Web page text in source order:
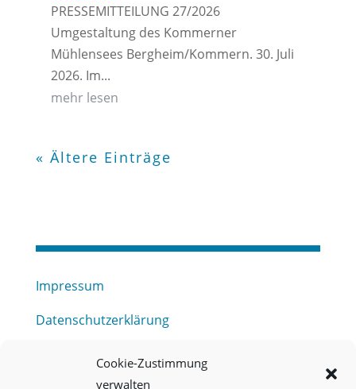
Cookie-Zustimmung
verwalten
PRESSEMITTEILUNG 27/2026
Umgestaltung des Kommerner
Mühlensees Bergheim/Kommern. 30. Juli
2026. Im...
mehr lesen
« Ältere Einträge
Impressum
Datenschutzerklärung
Haftungsausschluss